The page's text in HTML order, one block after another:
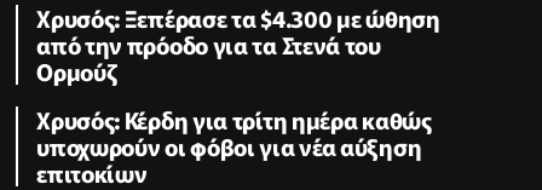
Χρυσός: Ξεπέρασε τα $4.300 με ώθηση
από την πρόοδο για τα Στενά του
Ορμούζ
Χρυσός: Κέρδη για τρίτη ημέρα καθώς
υποχωρούν οι φόβοι για νέα αύξηση
επιτοκίων